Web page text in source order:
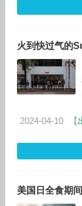
火到快过气的
2024-04-10 【
美国日全食期